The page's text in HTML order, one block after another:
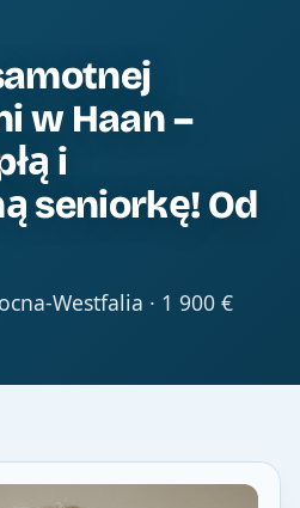
w Haan –
i
seniorkę! Od
Westfalia · 1 900 €